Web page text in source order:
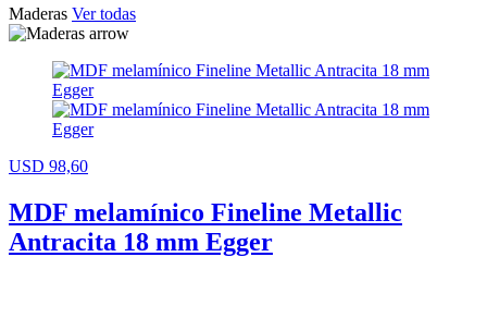
Maderas Ver todas
USD 98,60
MDF melamínico Fineline Metallic
Antracita 18 mm Egger